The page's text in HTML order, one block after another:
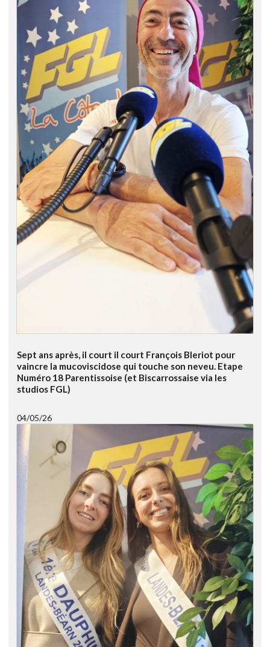
Sept ans après, il court il court François Bleriot pour
vaincre la mucoviscidose qui touche son neveu. Etape
Numéro 18 Parentissoise (et Biscarrossaise via les
studios FGL)
04/05/26